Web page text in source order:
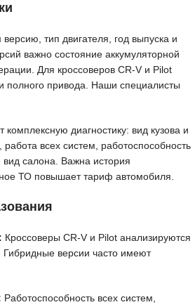
тип двигателя, год выпуска и
важно состояние аккумуляторной
Для кроссоверов CR-V и Pilot
полного привода. Наши специалисты
диагностику: вид кузова и
работа всех систем, работоспособность
вид салона. Важна история
ТО повышает тариф автомобиля.
Кроссоверы CR-V и Pilot анализируются
версии часто имеют
Работоспособность всех систем,